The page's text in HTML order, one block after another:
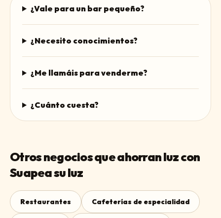
¿Vale para un bar pequeño?
¿Necesito conocimientos?
¿Me llamáis para venderme?
¿Cuánto cuesta?
Otros negocios que ahorran luz con
Suapea su luz
Restaurantes Cafeterías de especialidad